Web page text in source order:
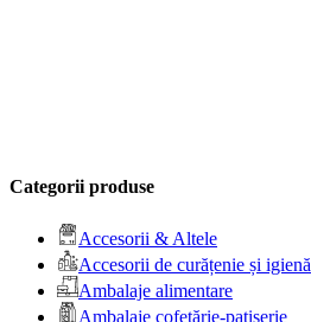
Categorii produse
Accesorii & Altele
Accesorii de curățenie și igienă
Ambalaje alimentare
Ambalaje cofetărie-patiserie